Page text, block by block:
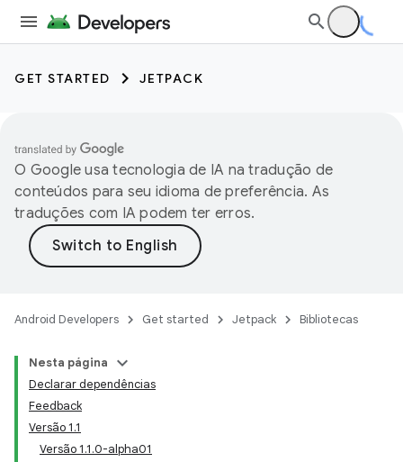
GET STARTED JETPACK
O Google usa tecnologia de IA na tradução de
conteúdos para seu idioma de preferência. As
traduções com IA podem ter erros.
Android Developers Get started Jetpack Bibliotecas
Nesta página
Declarar dependências
Feedback
Versão 1.1
Versão 1.1.0-alpha01